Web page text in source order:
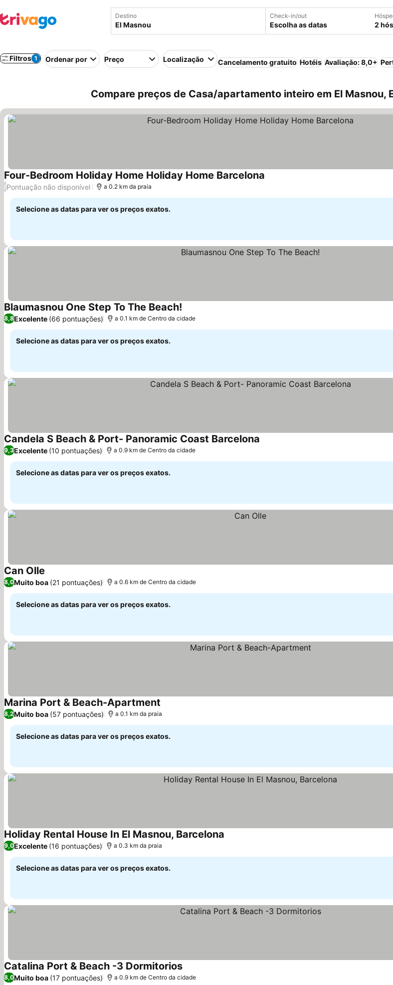
Destino Check-in/out
Escolha as datas 2
Filtros 1 Ordenar por Preço Localização Cancelamento gratuito Hotéis Avaliação: 8,0+
Compare preços de Casa/apartamento inteiro em El Masnou,
Four-Bedroom Holiday Home Holiday Home Barcelona
/Pontuação não disponível a 0.2 km da praia
Selecione as datas para ver os preços exatos.
Blaumasnou One Step To The Beach!
8,8Excelente (66 pontuações) a 0.1 km de Centro da cidade
Selecione as datas para ver os preços exatos.
Candela S Beach & Port- Panoramic Coast Barcelona
9,3Excelente (10 pontuações) a 0.9 km de Centro da cidade
Selecione as datas para ver os preços exatos.
Can Olle
8,0Muito boa (21 pontuações) a 0.6 km de Centro da cidade
Selecione as datas para ver os preços exatos.
Marina Port & Beach-Apartment
8,2Muito boa (57 pontuações) a 0.1 km da praia
Selecione as datas para ver os preços exatos.
Holiday Rental House In El Masnou, Barcelona
9,0Excelente (16 pontuações) a 0.3 km da praia
Selecione as datas para ver os preços exatos.
Catalina Port & Beach -3 DormitoriosVer preços
8,0Muito boa (17 pontuações) a 0.9 km de Centro da cidade